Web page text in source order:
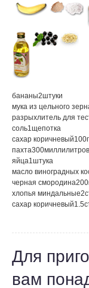
бананы2штуки
мука из цельного
разрыхлитель для
соль1щепотка
сахар коричневый100
пахта300миллилитров
яйца1штука
масло виноградных
черная смородина200
хлопья миндальные2
сахар коричневый1.5
Для
вам